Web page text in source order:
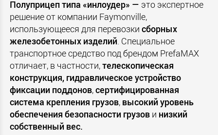
Полуприцеп типа «инлоудер» — это экспертное
решение от компании Faymonville,
использующееся для перевозки сборных
железобетонных изделий. Специальное
транспортное средство под брендом PrefaMAX
отличает, в частности,телескопическая
конструкция, гидравлическое устройство
фиксации поддонов,сертифицированная
система крепления грузов, высокий уровень
обеспечения безопасности грузов и низкий
собственный вес.